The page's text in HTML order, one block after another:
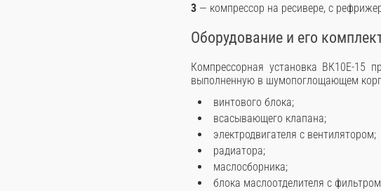
3 — компрессор на ресивере, с
Оборудование и его
Компрессорная установка ВК10E-15
выполненную в шумопоглощающем
винтового блока;
всасывающего клапана;
электродвигателя с вентилятором;
радиатора;
маслосборника;
блока маслоотделителя с